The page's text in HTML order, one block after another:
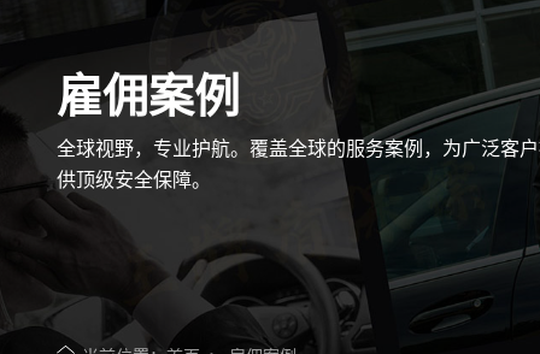
您的世界 我来守护
专注高端私人保镖优质服务商
雇佣案例
全球视野，专业护航。覆盖全球的服务案例，为广泛客
供顶级安全保障。